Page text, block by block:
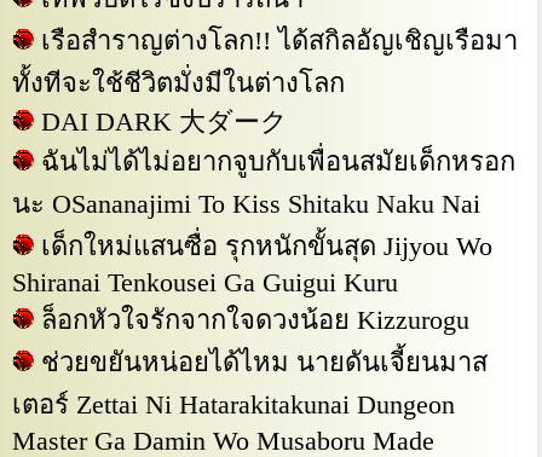
เรือสำราญต่างโลก!! ได้สกิลอัญเชิญเรือมา
ทั้งทีจะใช้ชีวิตมั่งมีในต่างโลก
DAI DARK 大ダーク
ฉันไม่ได้ไม่อยากจูบกับเพื่อนสมัยเด็กหรอก
นะ OSananajimi To Kiss Shitaku Naku Nai
เด็กใหม่แสนซื่อ รุกหนักขั้นสุด Jijyou Wo
Shiranai Tenkousei Ga Guigui Kuru
ล็อกหัวใจรักจากใจดวงน้อย Kizzurogu
ช่วยขยันหน่อยได้ไหม นายดันเจี้ยนมาส
เตอร์ Zettai Ni Hatarakitakunai Dungeon
Master Ga Damin Wo Musaboru Made